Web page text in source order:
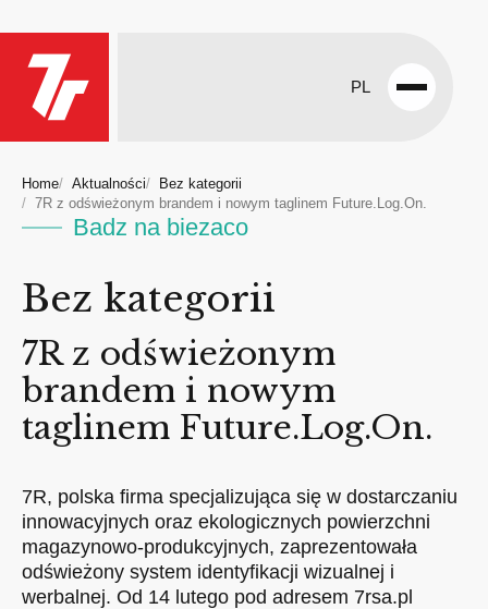
PL
Open
Home Aktualności
Bez kategorii
7R z odświeżonym brandem i nowym taglinem Future.Log.On.
Badz na biezaco
Bez kategorii
7R z odświeżonym
brandem i nowym
taglinem Future.Log.On.
7R, polska firma specjalizująca się w dostarczaniu
innowacyjnych oraz ekologicznych powierzchni
magazynowo-produkcyjnych, zaprezentowała
odświeżony system identyfikacji wizualnej i
werbalnej. Od 14 lutego pod adresem 7rsa.pl